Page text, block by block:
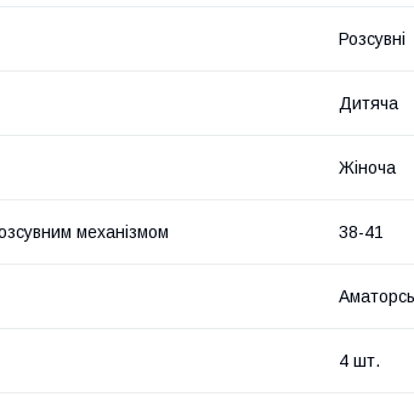
Розсувні
Дитяча
Жіноча
механізмом 38-41
4 шт.